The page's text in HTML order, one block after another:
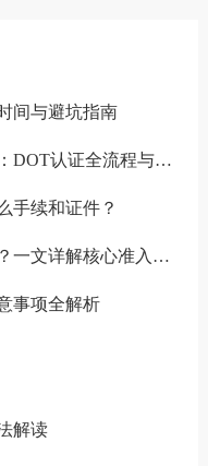
间与避坑指南
全流程与合规要点详解
手续和证件？
文详解核心准入要求
事项全解析
解读